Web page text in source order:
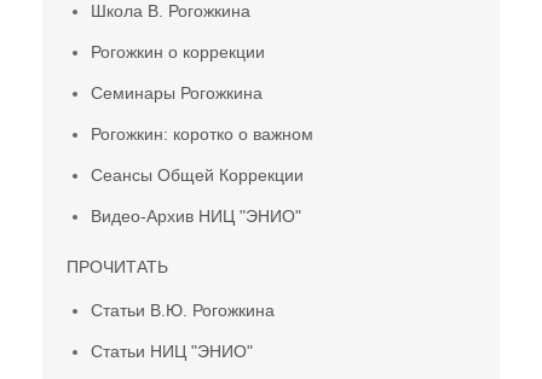
Школа В. Рогожкина
Рогожкин о коррекции
Семинары Рогожкина
Рогожкин: коротко о важном
Сеансы Общей Коррекции
Видео-Архив НИЦ "ЭНИО"
ПРОЧИТАТЬ
Статьи В.Ю. Рогожкина
Статьи НИЦ "ЭНИО"